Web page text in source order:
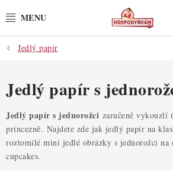
na
POTŘEBY
POMŮCKY
SUROVINY
DEKORACE
Jedlý papír
Jedlý papír s
Jedlý papír s jednorožci zaručeně vykouzlí
princezně. Najdete zde jak jedlý papír na
roztomilé mini jedlé obrázky s jednorožci na
cupcakes.